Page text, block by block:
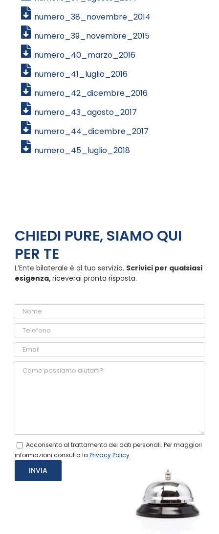
numero_38_novembre_2014
numero_39_novembre_2015
numero_40_marzo_2016
numero_41_luglio_2016
numero_42_dicembre_2016
numero_43_agosto_2017
numero_44_dicembre_2017
numero_45_luglio_2018
CHIEDI PURE, SIAMO QUI
PER TE
L’Ente bilaterale è al tuo servizio. Scrivici per qualsiasi
esigenza,riceverai pronta risposta.
Acconsento al trattamento dei dati personali. Per maggiori
informazioni consulta la Privacy Policy